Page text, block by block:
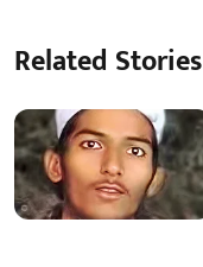
Related Stories